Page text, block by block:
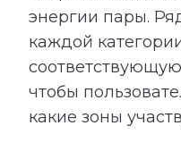
энергии пары.
каждой
чтобы
какие зоны